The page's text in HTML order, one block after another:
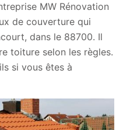
MW Rénovation
de couverture qui
dans le 88700. Il
toiture selon les règles.
si vous êtes à